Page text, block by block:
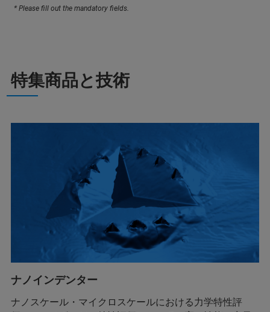
* Please fill out the mandatory fields.
特集商品と技術
ナノインデンター
ナノスケール・マイクロスケールにおける力学特性評